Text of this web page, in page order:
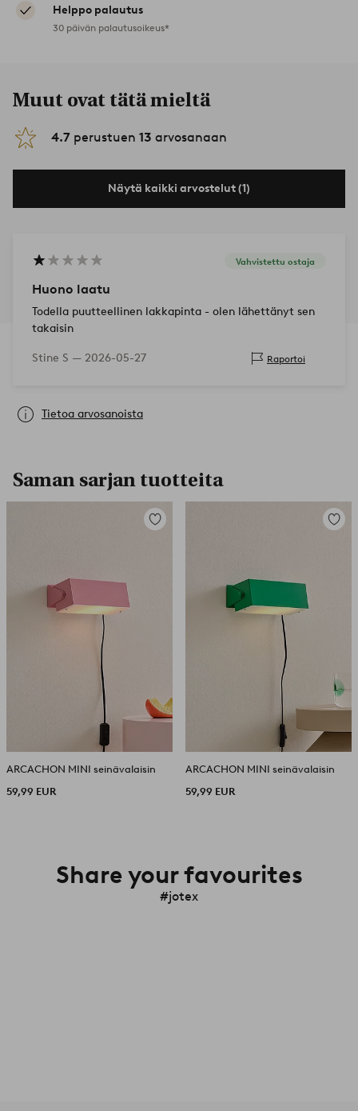
Helppo palautus
30 päivän palautusoikeus*
Muut ovat tätä mieltä
4.7 perustuen 13 arvosanaan
Näytä kaikki arvostelut (1)
Vahvistettu ostaja
Huono laatu
Todella puutteellinen lakkapinta - olen lähettänyt sen
takaisin
Stine S — 2026-05-27 Raportoi
Tietoa arvosanoista
Saman sarjan tuotteita
Lisää
ARCACHON MINI seinävalaisin
59,99 EUR
Lisää
ARCACHON MINI seinävalaisin
59,99 EUR
Share your favourites
#jotex